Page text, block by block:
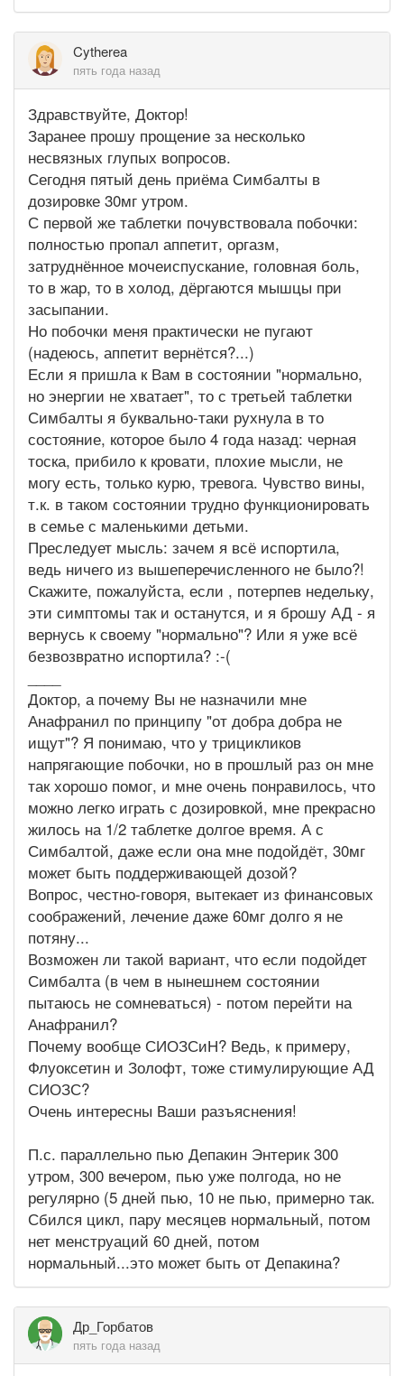
Cytherea
пять года назад
Здравствуйте, Доктор!
Заранее прошу прощение за несколько
несвязных глупых вопросов.
Сегодня пятый день приёма Симбалты в
дозировке 30мг утром.
С первой же таблетки почувствовала побочки:
полностью пропал аппетит, оргазм,
затруднённое мочеиспускание, головная боль,
то в жар, то в холод, дёргаются мышцы при
засыпании.
Но побочки меня практически не пугают
(надеюсь, аппетит вернётся?...)
Если я пришла к Вам в состоянии "нормально,
но энергии не хватает", то с третьей таблетки
Симбалты я буквально-таки рухнула в то
состояние, которое было 4 года назад: черная
тоска, прибило к кровати, плохие мысли, не
могу есть, только курю, тревога. Чувство вины,
т.к. в таком состоянии трудно функционировать
в семье с маленькими детьми.
Преследует мысль: зачем я всё испортила,
ведь ничего из вышеперечисленного не было?!
Скажите, пожалуйста, если , потерпев недельку,
эти симптомы так и останутся, и я брошу АД - я
вернусь к своему "нормально"? Или я уже всё
безвозвратно испортила? :-(
Доктор, а почему Вы не назначили мне
Анафранил по принципу "от добра добра не
ищут"? Я понимаю, что у трицикликов
напрягающие побочки, но в прошлый раз он мне
так хорошо помог, и мне очень понравилось, что
можно легко играть с дозировкой, мне прекрасно
жилось на 1/2 таблетке долгое время. А с
Симбалтой, даже если она мне подойдёт, 30мг
может быть поддерживающей дозой?
Вопрос, честно-говоря, вытекает из финансовых
соображений, лечение даже 60мг долго я не
потяну...
Возможен ли такой вариант, что если подойдет
Симбалта (в чем в нынешнем состоянии
пытаюсь не сомневаться) - потом перейти на
Анафранил?
Почему вообще СИОЗСиН? Ведь, к примеру,
Флуоксетин и Золофт, тоже стимулирующие АД
СИОЗС?
Очень интересны Ваши разъяснения!
П.с. параллельно пью Депакин Энтерик 300
утром, 300 вечером, пью уже полгода, но не
регулярно (5 дней пью, 10 не пью, примерно так.
Сбился цикл, пару месяцев нормальный, потом
нет менструаций 60 дней, потом
нормальный...это может быть от Депакина?
Др_Горбатов
пять года назад